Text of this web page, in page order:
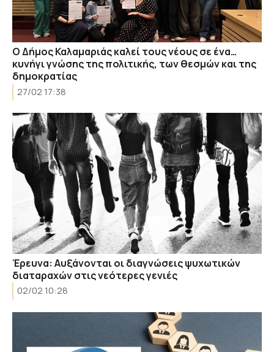
Ο Δήμος Καλαμαριάς καλεί τους νέους σε ένα…
κυνήγι γνώσης της πολιτικής, των θεσμών και της
δημοκρατίας
27/02 17:38
Έρευνα: Αυξάνονται οι διαγνώσεις ψυχωτικών
διαταραχών στις νεότερες γενιές
02/02 10:28